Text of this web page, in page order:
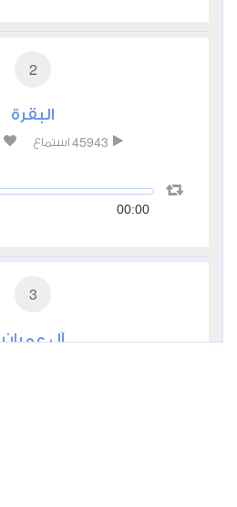
2
البقرة
45943 استماع
00:00
3
آل عمران